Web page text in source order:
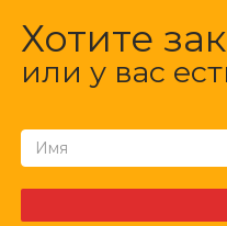
Хотите
или у вас